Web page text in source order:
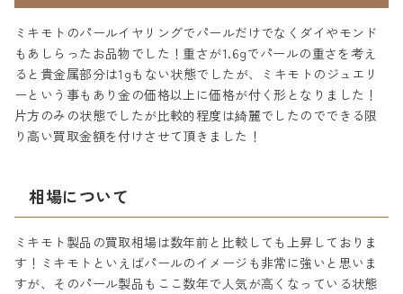
ミキモトのパールイヤリングでパールだけでなくダイやモンド
もあしらったお品物でした！重さが1.6gでパールの重さを考え
ると貴金属部分は1gもない状態でしたが、ミキモトのジュエリ
ーという事もあり金の価格以上に価格が付く形となりました！
片方のみの状態でしたが比較的程度は綺麗でしたのでできる限
り高い買取金額を付けさせて頂きました！
相場について
ミキモト製品の買取相場は数年前と比較しても上昇しておりま
す！ミキモトといえばパールのイメージも非常に強いと思いま
すが、そのパール製品もここ数年で人気が高くなっている状態